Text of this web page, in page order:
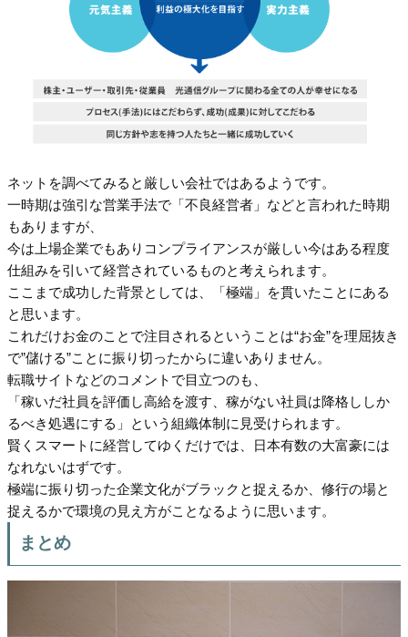
ネットを調べてみると厳しい会社ではあるようです。
一時期は強引な営業手法で「不良経営者」などと言われた時期
もありますが、
今は上場企業でもありコンプライアンスが厳しい今はある程度
仕組みを引いて経営されているものと考えられます。
ここまで成功した背景としては、「極端」を貫いたことにある
と思います。
これだけお金のことで注目されるということは“お金”を理屈抜き
で”儲ける”ことに振り切ったからに違いありません。
転職サイトなどのコメントで目立つのも、
「稼いだ社員を評価し高給を渡す、稼がない社員は降格ししか
るべき処遇にする」という組織体制に見受けられます。
賢くスマートに経営してゆくだけでは、日本有数の大富豪には
なれないはずです。
極端に振り切った企業文化がブラックと捉えるか、修行の場と
捉えるかで環境の見え方がことなるように思います。
まとめ